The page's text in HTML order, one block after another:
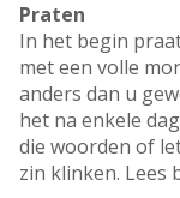
Praten
In het begin
met een volle
anders dan u
het na enkele
die woorden of
zin klinken. Lees